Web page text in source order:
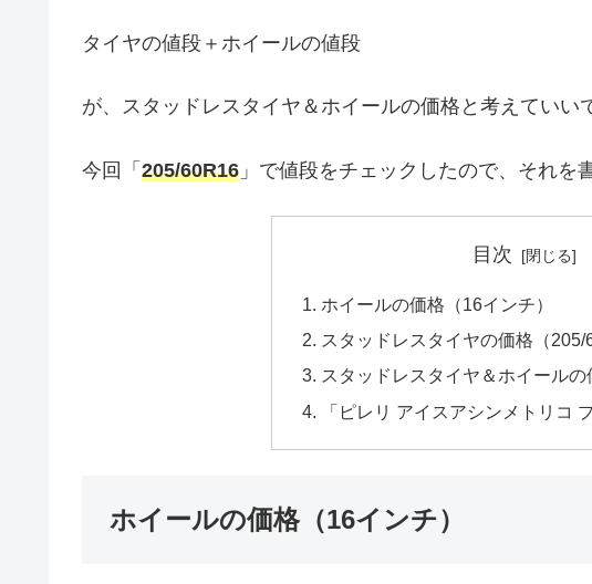
タイヤの値段＋ホイールの値段
が、スタッドレスタイヤ＆ホイールの価格と考えていい
今回「 205/60R16 」で値段をチェックしたので、それを
目次
ホイールの価格（16インチ）
スタッドレスタイヤの価格（205/
スタッドレスタイヤ＆ホイールの
「ピレリ アイスアシンメトリコ
ホイールの価格（16インチ）